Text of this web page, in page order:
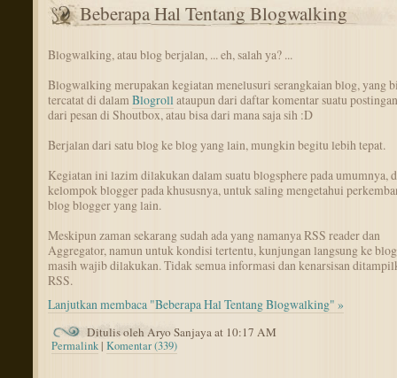
Beberapa Hal Tentang Blogwalking
Blogwalking, atau blog berjalan, ... eh, salah ya? ...
Blogwalking merupakan kegiatan menelusuri serangkaian blog, yang
tercatat di dalam Blogrollataupun dari daftar komentar suatu
dari pesan di Shoutbox, atau bisa dari mana saja sih :D
Berjalan dari satu blog ke blog yang lain, mungkin begitu lebih tepat.
Kegiatan ini lazim dilakukan dalam suatu blogsphere pada umumnya,
kelompok blogger pada khususnya, untuk saling mengetahui
blog blogger yang lain.
Meskipun zaman sekarang sudah ada yang namanya RSS reader dan
Aggregator, namun untuk kondisi tertentu, kunjungan langsung ke
masih wajib dilakukan. Tidak semua informasi dan kenarsisan
RSS.
Lanjutkan membaca "Beberapa Hal Tentang Blogwalking" »
Ditulis oleh Aryo Sanjaya at 10:17 AM
Permalink |Komentar (339)